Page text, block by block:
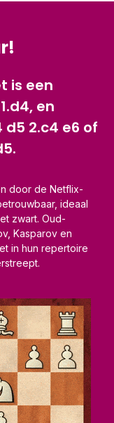
is een
en
2.c4 e6 of
door de Netflix-
ideaal
zwart. Oud-
Kasparov en
in hun repertoire